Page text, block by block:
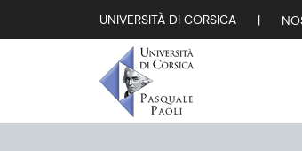
UNIVERSITÀ DI CORSICA |